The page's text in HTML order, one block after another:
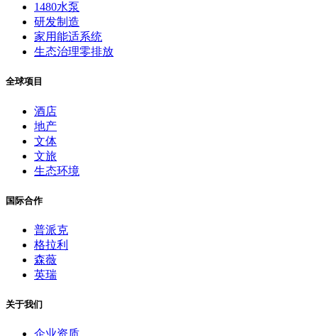
1480水泵
研发制造
家用能适系统
生态治理零排放
全球项目
酒店
地产
文体
文旅
生态环境
国际合作
普派克
格拉利
森薇
英瑞
关于我们